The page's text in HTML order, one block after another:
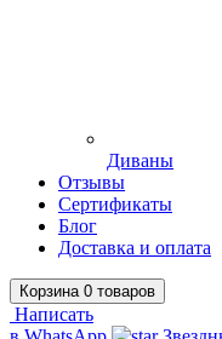
Диваны
Отзывы
Сертификаты
Блог
Доставка и оплата
Корзина 0 товаров
Написать